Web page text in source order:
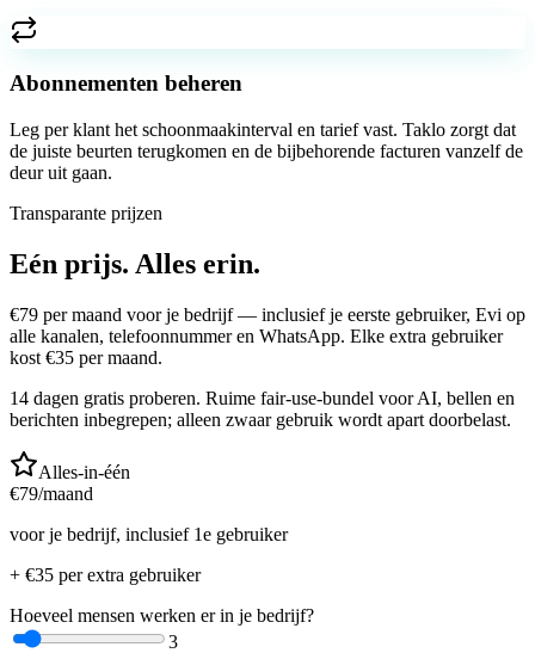
Abonnementen beheren
Leg per klant het schoonmaakinterval en tarief vast. Taklo zorgt dat
de juiste beurten terugkomen en de bijbehorende facturen vanzelf de
deur uit gaan.
Transparante prijzen
Eén prijs. Alles erin.
€79 per maand voor je bedrijf — inclusief je eerste gebruiker, Evi op
alle kanalen, telefoonnummer en WhatsApp. Elke extra gebruiker
kost €35 per maand.
14 dagen gratis proberen. Ruime fair-use-bundel voor AI, bellen en
berichten inbegrepen; alleen zwaar gebruik wordt apart doorbelast.
Alles-in-één
€79/maand
voor je bedrijf, inclusief 1e gebruiker
+ €35 per extra gebruiker
Hoeveel mensen werken er in je bedrijf?
3